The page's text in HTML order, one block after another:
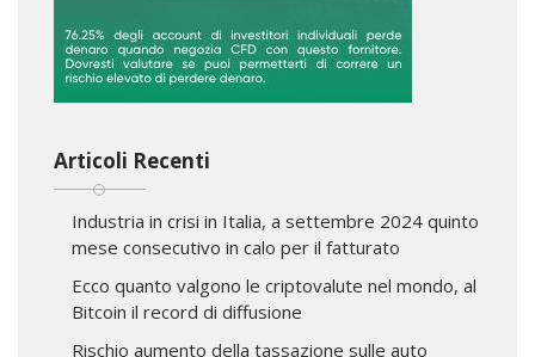
Articoli Recenti
Industria in crisi in Italia, a settembre 2024 quinto
mese consecutivo in calo per il fatturato
Ecco quanto valgono le criptovalute nel mondo, al
Bitcoin il record di diffusione
Rischio aumento della tassazione sulle auto